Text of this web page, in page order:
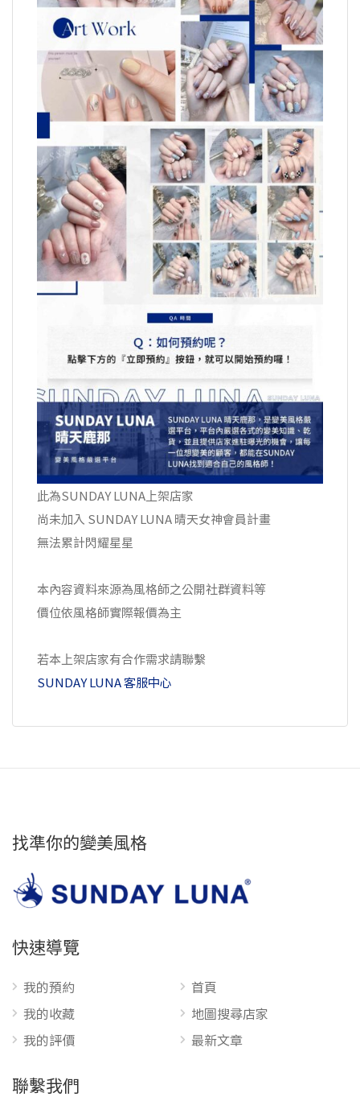
此為SUNDAY LUNA上架店家
尚未加入 SUNDAY LUNA 晴天女神會員計畫
無法累計閃耀星星
本內容資料來源為風格師之公開社群資料等
價位依風格師實際報價為主
若本上架店家有合作需求請聯繫
SUNDAY LUNA 客服中心
找準你的變美風格
快速導覽
我的預約
我的收藏
我的評價
首頁
地圖搜尋店家
最新文章
聯繫我們